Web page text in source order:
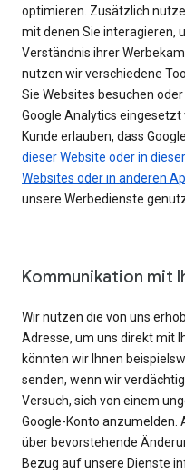
optimieren. Zusätzlich
mit denen Sie interagieren,
Verständnis ihrer
nutzen wir verschiedene
Sie Websites besuchen
Google Analytics eingesetzt
Kunde erlauben, dass Google
dieser Website oder in
Websites oder in anderen
unsere Werbedienste
Kommunikation mit
Wir nutzen die von uns
Adresse, um uns direkt mit
könnten wir Ihnen
senden, wenn wir
Versuch, sich von einem
Google-Konto anzumelden.
über bevorstehende
Bezug auf unsere Dienste